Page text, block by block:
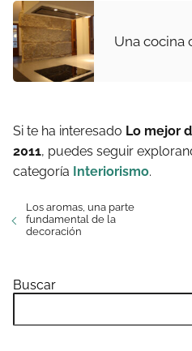
Una cocina
Si te ha interesado Lo mejor
2011, puedes seguir
categoría Interiorismo.
Los aromas, una parte
fundamental de la
decoración
Buscar